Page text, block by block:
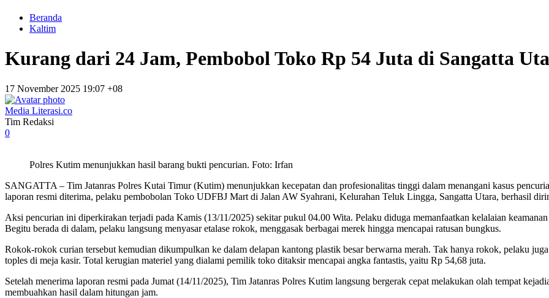
Beranda
Kaltim
Kurang dari 24 Jam, Pembobol Toko Rp 54 Juta di Sangatta
17 November 2025 19:07 +08
Media Literasi.co
Tim Redaksi
0
Polres Kutim menunjukkan hasil barang bukti pencurian. Foto: Irfan
SANGATTA – Tim Jatanras Polres Kutai Timur (Kutim) menunjukkan kecepatan dan profesionalitas tinggi dalam menangani kasus
laporan resmi diterima, pelaku pembobolan Toko UDFBJ Mart di Jalan AW Syahrani, Kelurahan Teluk Lingga, Sangatta Utara, berhasil
Aksi pencurian ini diperkirakan terjadi pada Kamis (13/11/2025) sekitar pukul 04.00 Wita. Pelaku diduga memanfaatkan kelalaian
Begitu berada di dalam, pelaku langsung menyasar etalase rokok, menggasak berbagai merek hingga mencapai ratusan bungkus.
Rokok-rokok curian tersebut kemudian dikumpulkan ke dalam delapan kantong plastik besar berwarna merah. Tak hanya rokok, pelaku
toples di meja kasir. Total kerugian materiel yang dialami pemilik toko ditaksir mencapai angka fantastis, yaitu Rp 54,68 juta.
Setelah menerima laporan resmi pada Jumat (14/11/2025), Tim Jatanras Polres Kutim langsung bergerak cepat melakukan olah tempat
membuahkan hasil dalam hitungan jam.